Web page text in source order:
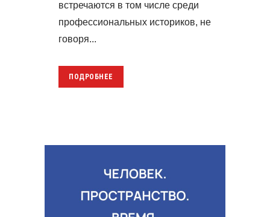
встречаются в том числе среди
профессиональных историков, не
говоря...
ПОДРОБНЕЕ